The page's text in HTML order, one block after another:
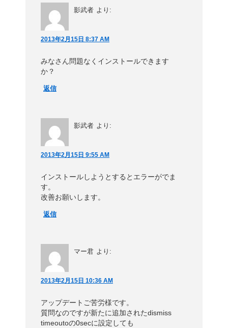
影武者 より:
2013年2月15日 8:37 AM
みなさん問題なくインストールできます
か？
返信
影武者 より:
2013年2月15日 9:55 AM
インストールしようとするとエラーがでま
す。
改善お願いします。
返信
マー君 より:
2013年2月15日 10:36 AM
アップデートご苦労様です。
質問なのですが新たに追加されたdismiss
timeoutoの0secに設定しても